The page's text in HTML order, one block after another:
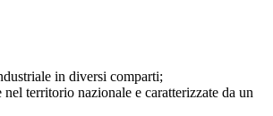
in diversi comparti;
territorio nazionale e caratterizzate da un